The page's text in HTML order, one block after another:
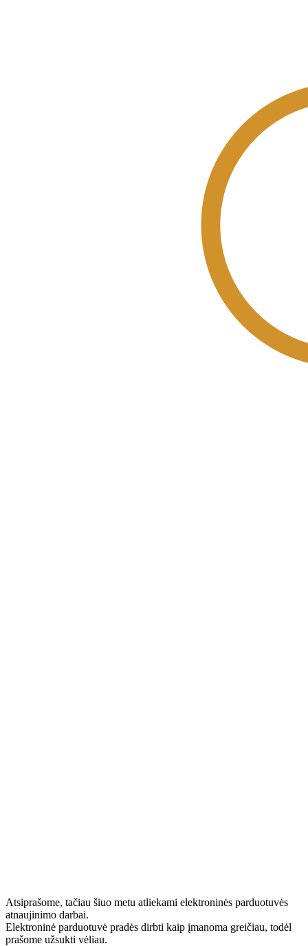
Atsiprašome, tačiau šiuo metu atliekami elektroninės parduotuvės
atnaujinimo darbai.
Elektroninė parduotuvė pradės dirbti kaip įmanoma greičiau, todėl
prašome užsukti vėliau.